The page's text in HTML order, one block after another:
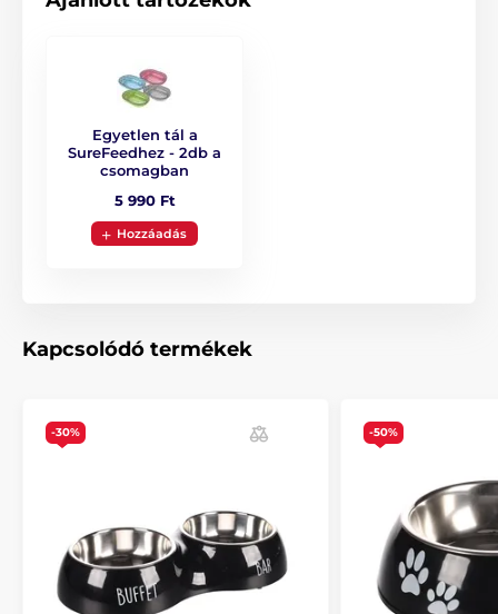
otthoni kiegészítőként is szolgál. Az egyes
etetőtálak számos színváltozatban állnak
rendelkezésre.
A tál 4 db elemre működik, melyek élettartama akár 6
hónap. Az etetőtál egy mozgásérzékelővel lett ellátva.
A mozgásérzékelő felismeri a macska vagy a kutya
jelenlétét és automatikusan megnyitja a zárófedelet.
Miután az állat távolodik, a fedél ismét lezáródik. A
Egyetlen tál a
SureFeedhez - 2db a
csomagban
5 990 Ft
Hozzáadás
Kapcsolódó termékek
-30% -50%